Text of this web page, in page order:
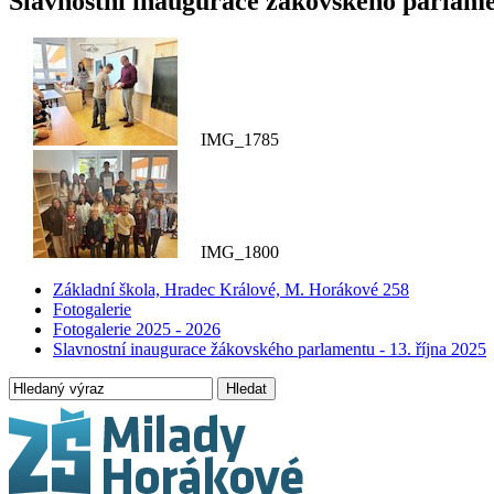
IMG_1785
IMG_1800
Základní škola, Hradec Králové, M. Horákové 258
Fotogalerie
Fotogalerie 2025 - 2026
Slavnostní inaugurace žákovského parlamentu - 13. října 2025
Hledat